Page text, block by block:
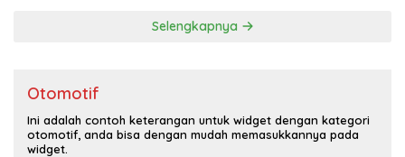
Selengkapnya
Otomotif
Ini adalah contoh keterangan untuk widget dengan kategori
otomotif, anda bisa dengan mudah memasukkannya pada
widget.